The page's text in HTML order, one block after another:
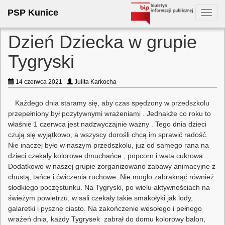
PSP Kunice
Dzień Dziecka w grupie
Tygryski
14 czerwca 2021 Julita Karkocha
Każdego dnia staramy się, aby czas spędzony w przedszkolu
przepełniony był pozytywnymi wrażeniami . Jednakże co roku to
właśnie 1 czerwca jest nadzwyczajnie ważny . Tego dnia dzieci
czują się wyjątkowo, a wszyscy dorośli chcą im sprawić radość.
Nie inaczej było w naszym przedszkolu, już od samego rana na
dzieci czekały kolorowe dmuchańce , popcorn i wata cukrowa.
Dodatkowo w naszej grupie zorganizowano zabawy animacyjne z
chustą, tańce i ćwiczenia ruchowe. Nie mogło zabraknąć również
słodkiego poczęstunku. Na Tygryski, po wielu aktywnościach na
świeżym powietrzu, w sali czekały takie smakołyki jak lody,
galaretki i pyszne ciasto. Na zakończenie wesołego i pełnego
wrażeń dnia, każdy Tygrysek zabrał do domu kolorowy balon,